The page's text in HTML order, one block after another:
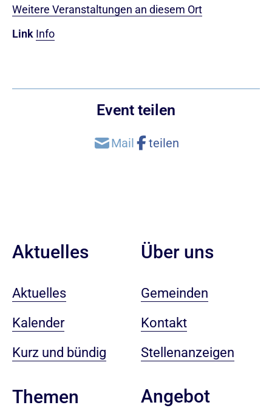
Weitere Veranstaltungen an diesem Ort
Link Info
Event teilen
Aktuelles
Aktuelles
Kalender
Kurz und bündig
Themen
Über uns
Gemeinden
Kontakt
Stellenanzeigen
Angebot